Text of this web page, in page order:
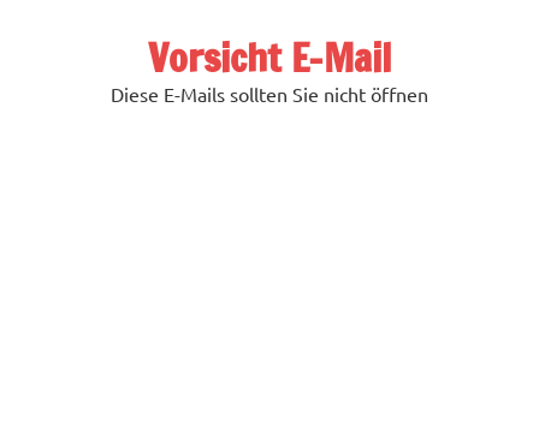
Vorsicht E-Mail
Diese E-Mails sollten Sie nicht öffnen